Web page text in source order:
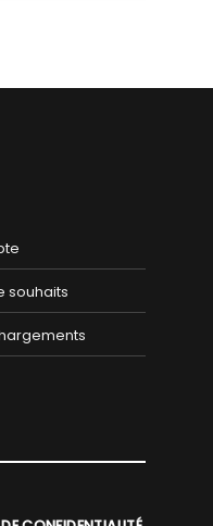
souhaits